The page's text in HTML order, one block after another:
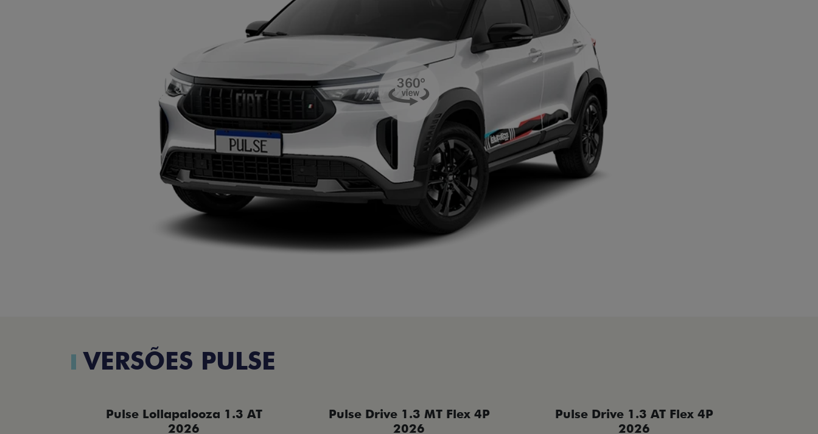
VERSÕES PULSE
Pulse Lollapalooza 1.3 AT
2026
Pulse Drive 1.3 MT Flex 4P
2026
Pulse Drive 1.3 AT Flex 4P
2026